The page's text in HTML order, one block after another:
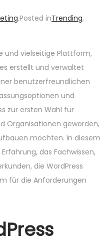
.Posted inTrending,
und vielseitige Plattform,
erstellt und verwaltet
benutzerfreundlichen
und
zur ersten Wahl für
Organisationen geworden,
möchten. In diesem
das Fachwissen,
die WordPress
für die Anforderungen